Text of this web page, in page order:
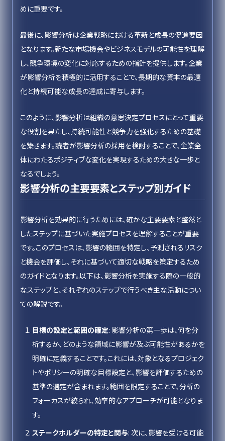
めに重要です。
最後に、影響分析は企業戦略における革新と成長の促進要因
となります。新たな市場機会やビジネスモデルの可能性を理解
し、競争環境の変化に対応するための指針を提供します。企業
が影響分析を積極的に活用することで、長期的な資本の最適
化と持続可能な成長の達成に寄与します。
このように、影響分析は組織の意思決定プロセスにとって重要
な役割を果たし、持続可能性と競争力を強化するための基礎
を築きます。読者が影響分析の採用を検討することで、企業全
体にわたるポジティブな変化を実現するための大きな一歩と
なるでしょう。
影響分析の主要要素とステップ別ガイド
影響分析を効果的に行うためには、確かな主要要素と整然と
したステップに基づいた実施プロセスを理解することが重要
です。このプロセスは、影響の範囲を特定し、予測されるリスク
と機会を評価し、それに基づいて適切な戦略を策定するため
のガイドとなります。以下は、影響分析を実施する際の一般的
なステップと、それぞれのステップで行うべき主な活動につい
ての解説です。
目標の設定と範囲の確定: 影響分析の第一歩は、何を分
析するか、どのような領域に影響が及ぶ可能性があるかを
明確に定義することです。これには、対象となるプロジェク
トやポリシーの明確な目標設定と、影響を評価するための
基準の選定が含まれます。範囲を限定することで、分析の
フォーカスが絞られ、効率的なアプローチが可能となりま
す。
ステークホルダーの特定と関与: 次に、影響を受ける可能